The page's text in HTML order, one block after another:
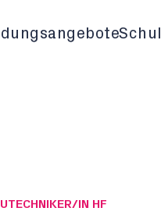
IN HF